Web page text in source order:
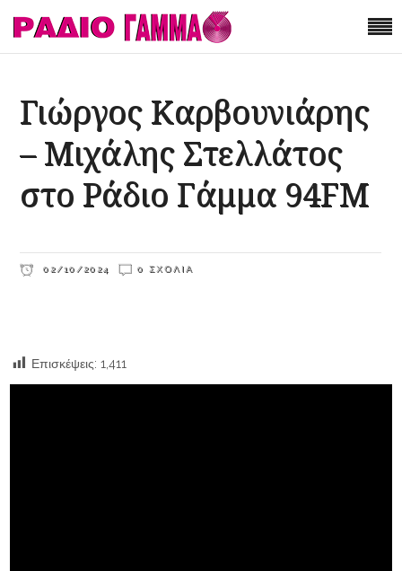
Γιώργος Καρβουνιάρης
– Μιχάλης Στελλάτος
στο Ράδιο Γάμμα 94FM
02/10/2024 0 ΣΧΌΛΙΑ
Επισκέψεις: 1,411